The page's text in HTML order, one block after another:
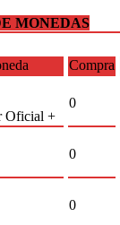
MONEDAS
Compra
Oficial +
0
0
0